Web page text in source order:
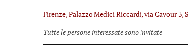
Firenze, Palazzo Medici Riccardi, via Cavour 3,
Tutte le persone interessate sono invitate